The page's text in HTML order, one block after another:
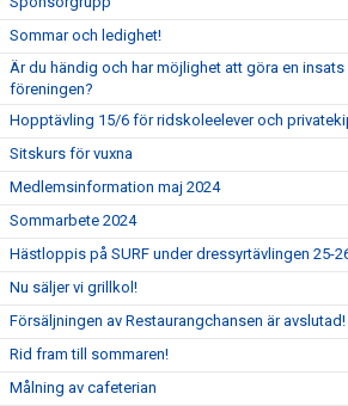
Sommar och ledighet!
Är du händig och har möjlighet att göra en
föreningen?
Hopptävling 15/6 för ridskoleelever och
Sitskurs för vuxna
Medlemsinformation maj 2024
Sommarbete 2024
Hästloppis på SURF under dressyrtävlingen 25-
Nu säljer vi grillkol!
Försäljningen av Restaurangchansen är avslutad!
Rid fram till sommaren!
Målning av cafeterian